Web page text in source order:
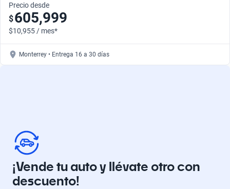
Precio desde
$605,999
$10,955 / mes*
Monterrey • Entrega 16 a 30 días
¡Vende tu auto y llévate otro con
descuento!